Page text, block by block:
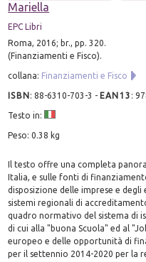
Mariella
EPC Libri
Roma, 2016; br., pp. 320.
(Finanziamenti e Fisco).
collana: Finanziamenti e Fisco
ISBN:88-6310-703-3 - EAN13 :
Testo in:
Peso: 0.38 kg
Il testo offre una completa
Italia, e sulle fonti di
disposizione delle imprese e
sistemi regionali di
quadro normativo del sistema di
di cui alla "buona Scuola" ed al
europeo e delle opportunità di
per il settennio 2014-2020 per la